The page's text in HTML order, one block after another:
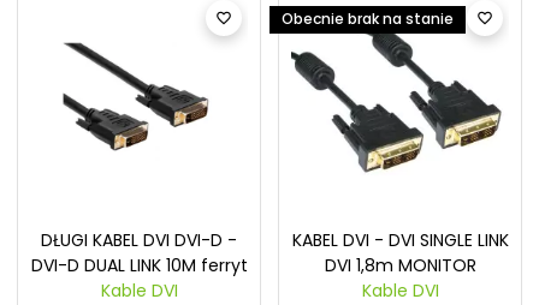

DŁUGI KABEL DVI DVI-D -
DVI-D DUAL LINK 10M ferryt
Kable DVI

KABEL DVI - DVI SINGLE LINK
DVI 1,8m MONITOR
Kable DVI
Obecnie brak na stanie